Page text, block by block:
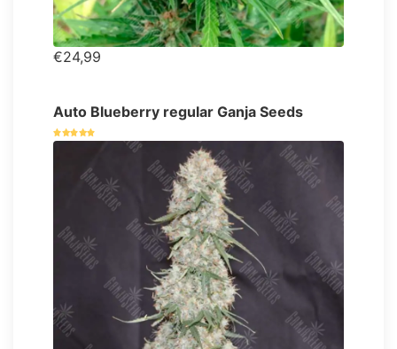
€24,99
Auto Blueberry regular Ganja Seeds